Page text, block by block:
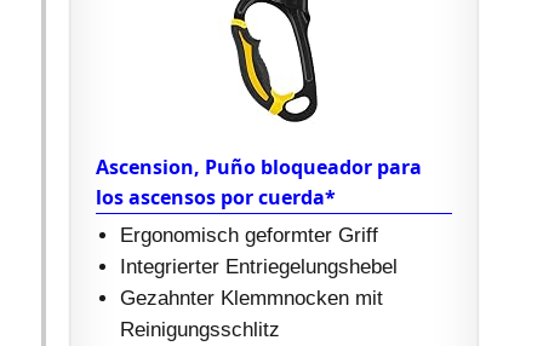
Ascension, Puño bloqueador para
los ascensos por cuerda*
Ergonomisch geformter Griff
Integrierter Entriegelungshebel
Gezahnter Klemmnocken mit
Reinigungsschlitz